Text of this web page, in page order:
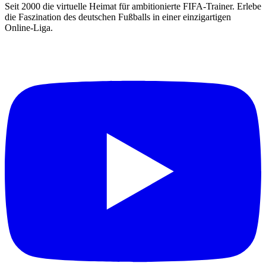
Seit 2000 die virtuelle Heimat für ambitionierte FIFA-Trainer. Erlebe
die Faszination des deutschen Fußballs in einer einzigartigen
Online-Liga.